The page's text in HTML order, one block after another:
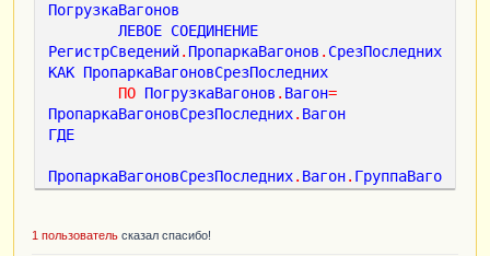
ПогрузкаВагонов
ЛЕВОЕ СОЕДИНЕНИЕ
РегистрСведений. ПропаркаВагонов . СрезПоследних
КАК ПропаркаВагоновСрезПоследних
ПО ПогрузкаВагонов . Вагон=
ПропаркаВагоновСрезПоследних. Вагон
ГДЕ
ПропаркаВагоновСрезПоследних. Вагон. ГруппаВаго
ПропаркаВагоновСрезПоследних
1 пользователь сказал спасибо!